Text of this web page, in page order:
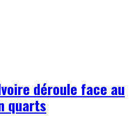
déroule face au
quarts